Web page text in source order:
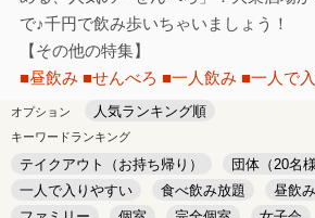
で♪千円で飲み歩いちゃいましょう！
【その他の特集】
■昼飲み ■せんべろ ■一人飲み ■一人で
オプション 人気ランキング順
キーワードランキング
テイクアウト（お持ち帰り）
団体（20名
一人で入りやすい
食べ飲み放題 昼飲み